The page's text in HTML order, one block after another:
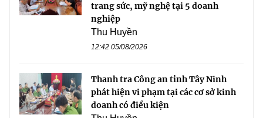
trang sức, mỹ nghệ tại 5 doanh
nghiệp
Thu Huyền
12:42 05/08/2026
Thanh tra Công an tỉnh Tây Ninh
phát hiện vi phạm tại các cơ sở kinh
doanh có điều kiện